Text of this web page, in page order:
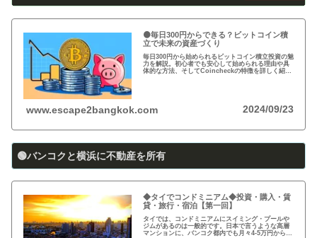
🟠毎日300円からできる？ビットコイン積
立で未来の資産づくり
毎日300円から始められるビットコイン積立投資の魅
力を解説。初心者でも安心して始められる理由や具
体的な方法、そしてCoincheckの特徴を詳しく紹
www.escape2bangkok.com 2024/09/23
🟢バンコクと横浜に不動産を所有
◆タイでコンドミニアム◆投資・購入・賃
貸・旅行・宿泊【第一回】
タイでは、コンドミニアムにスイミング・プールや
ジムがあるのは一般的です。日本で言うような高層
マンションに、バンコク都内でも月々4-5万円から賃